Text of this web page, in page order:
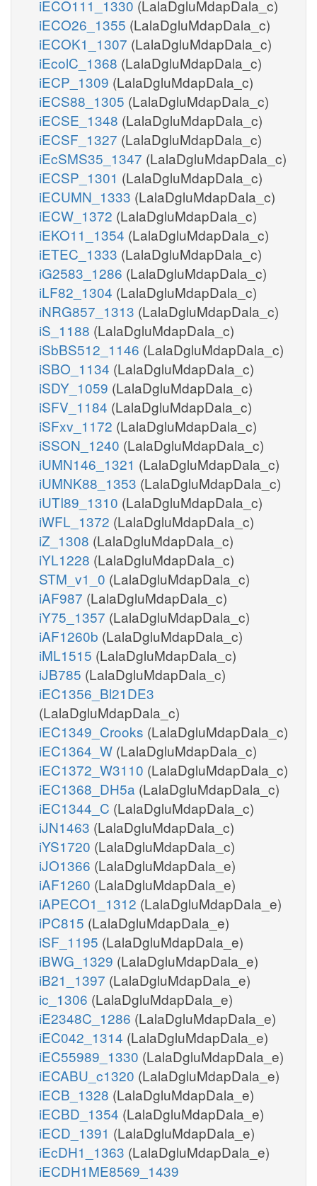
iECO111_1330 (LalaDgluMdapDala_c)
iECO26_1355 (LalaDgluMdapDala_c)
iECOK1_1307 (LalaDgluMdapDala_c)
iEcolC_1368 (LalaDgluMdapDala_c)
iECP_1309 (LalaDgluMdapDala_c)
iECS88_1305 (LalaDgluMdapDala_c)
iECSE_1348 (LalaDgluMdapDala_c)
iECSF_1327 (LalaDgluMdapDala_c)
iEcSMS35_1347 (LalaDgluMdapDala_c)
iECSP_1301 (LalaDgluMdapDala_c)
iECUMN_1333 (LalaDgluMdapDala_c)
iECW_1372 (LalaDgluMdapDala_c)
iEKO11_1354 (LalaDgluMdapDala_c)
iETEC_1333 (LalaDgluMdapDala_c)
iG2583_1286 (LalaDgluMdapDala_c)
iLF82_1304 (LalaDgluMdapDala_c)
iNRG857_1313 (LalaDgluMdapDala_c)
iS_1188 (LalaDgluMdapDala_c)
iSbBS512_1146 (LalaDgluMdapDala_c)
iSBO_1134 (LalaDgluMdapDala_c)
iSDY_1059 (LalaDgluMdapDala_c)
iSFV_1184 (LalaDgluMdapDala_c)
iSFxv_1172 (LalaDgluMdapDala_c)
iSSON_1240 (LalaDgluMdapDala_c)
iUMN146_1321 (LalaDgluMdapDala_c)
iUMNK88_1353 (LalaDgluMdapDala_c)
iUTI89_1310 (LalaDgluMdapDala_c)
iWFL_1372 (LalaDgluMdapDala_c)
iZ_1308 (LalaDgluMdapDala_c)
iYL1228 (LalaDgluMdapDala_c)
STM_v1_0 (LalaDgluMdapDala_c)
iAF987 (LalaDgluMdapDala_c)
iY75_1357 (LalaDgluMdapDala_c)
iAF1260b (LalaDgluMdapDala_c)
iML1515 (LalaDgluMdapDala_c)
iJB785 (LalaDgluMdapDala_c)
iEC1356_Bl21DE3
(LalaDgluMdapDala_c)
iEC1349_Crooks (LalaDgluMdapDala_c)
iEC1364_W (LalaDgluMdapDala_c)
iEC1372_W3110 (LalaDgluMdapDala_c)
iEC1368_DH5a (LalaDgluMdapDala_c)
iEC1344_C (LalaDgluMdapDala_c)
iJN1463 (LalaDgluMdapDala_c)
iYS1720 (LalaDgluMdapDala_c)
iJO1366 (LalaDgluMdapDala_e)
iAF1260 (LalaDgluMdapDala_e)
iAPECO1_1312 (LalaDgluMdapDala_e)
iPC815 (LalaDgluMdapDala_e)
iSF_1195 (LalaDgluMdapDala_e)
iBWG_1329 (LalaDgluMdapDala_e)
iB21_1397 (LalaDgluMdapDala_e)
ic_1306 (LalaDgluMdapDala_e)
iE2348C_1286 (LalaDgluMdapDala_e)
iEC042_1314 (LalaDgluMdapDala_e)
iEC55989_1330 (LalaDgluMdapDala_e)
iECABU_c1320 (LalaDgluMdapDala_e)
iECB_1328 (LalaDgluMdapDala_e)
iECBD_1354 (LalaDgluMdapDala_e)
iECD_1391 (LalaDgluMdapDala_e)
iEcDH1_1363 (LalaDgluMdapDala_e)
iECDH1ME8569_1439